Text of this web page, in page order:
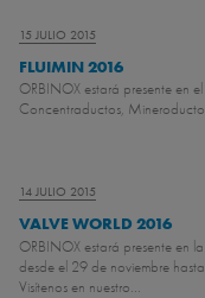
15 JULIO 2015
FLUIMIN 2016
ORBINOX estará presente en
Concentraductos,
14 JULIO 2015
VALVE WORLD 2016
ORBINOX estará presente en
desde el 29 de noviembre
Visítenos en nuestro...